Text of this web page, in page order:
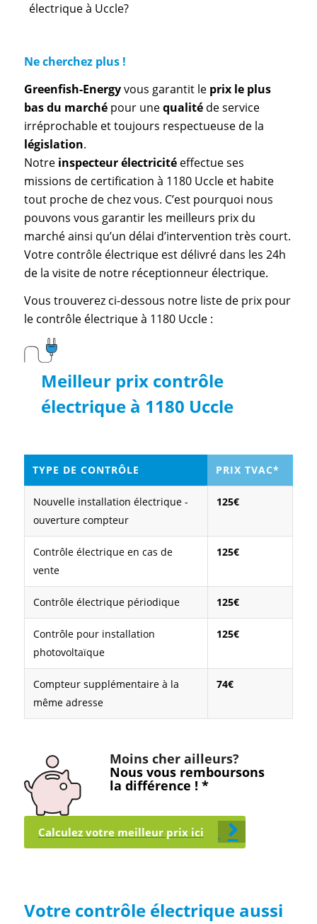
électrique à Uccle?
Ne cherchez plus !
Greenfish-Energyvous garantit le prix le plus
bas du marchépour unequalitéde service
irréprochable et toujours respectueuse de la
législation.
Notre inspecteur électricité effectue ses
missions de certification à 1180 Uccle et habite
tout proche de chez vous. C’est pourquoi nous
pouvons vous garantir les meilleurs prix du
marché ainsi qu’un délai d’intervention très court.
Votre contrôle électrique est délivré dans les 24h
de la visite de notre réceptionneur électrique.
Vous trouverez ci-dessous notre liste de prix pour
le contrôle électrique à 1180 Uccle :
Meilleur prix contrôle
électrique à 1180 Uccle
TYPE DE CONTRÔLE PRIX TVAC*
Nouvelle installation électrique -
ouverture compteur
125€
Contrôle électrique en cas de
vente
125€
Contrôle électrique périodique 125€
Contrôle pour installation
photovoltaïque
125€
Compteur supplémentaire à la
même adresse
74€
Moins cher ailleurs?
Nous vous remboursons
la différence ! *
Calculez votre meilleur prix ici
Votre contrôle électrique aussi